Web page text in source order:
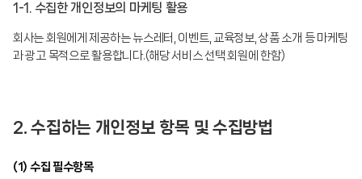
1-1. 수집한 개인정보의 마케팅 활용
회사는 회원에게 제공하는 뉴스레터, 이벤트, 교육정보, 상품 소개 등 마케팅
과 광고 목적으로 활용합니다.(해당 서비스 선택 회원에 한함)
2. 수집하는 개인정보 항목 및 수집방법
(1) 수집 필수항목